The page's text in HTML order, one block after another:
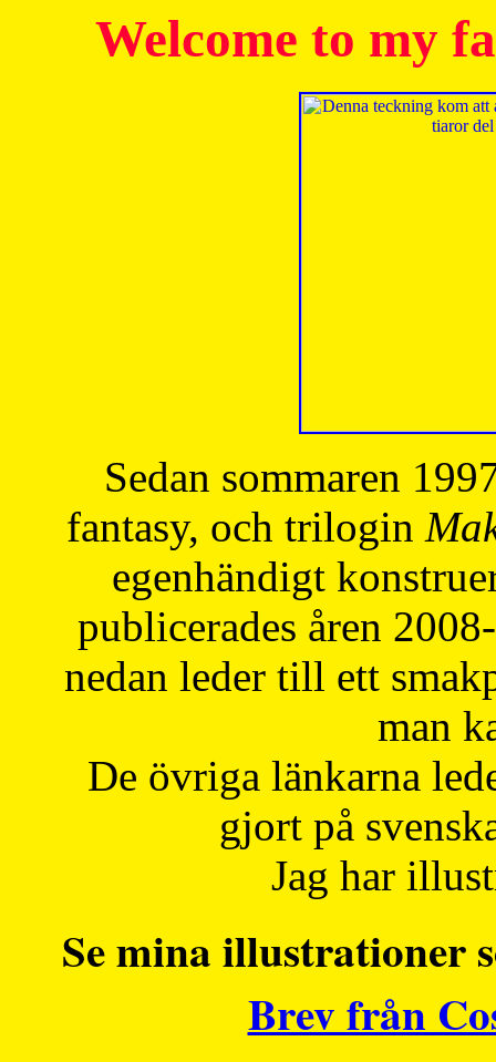
Welcome to my
Sedan sommaren
fantasy, och trilogin
egenhändigt
publicerades åren
nedan leder till ett
man
De övriga länkarna
gjort på
Jag har
Se mina illustrationer
Brev från